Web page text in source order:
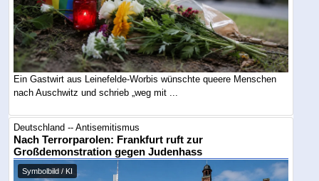
Ein Gastwirt aus Leinefelde-Worbis wünschte queere Menschen
nach Auschwitz und schrieb „weg mit ...
Deutschland -- Antisemitismus
Nach Terrorparolen: Frankfurt ruft zur
Großdemonstration gegen Judenhass
Symbolbild / KI